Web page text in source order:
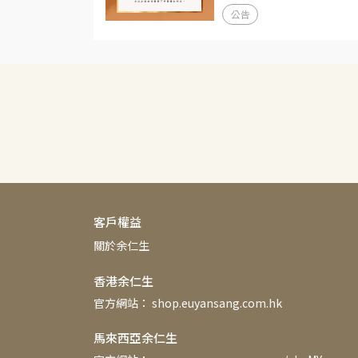
公告
客戶權益
關於余仁生
香港余仁生
官方網站： shop.euyansang.com.hk
馬來西亞余仁生